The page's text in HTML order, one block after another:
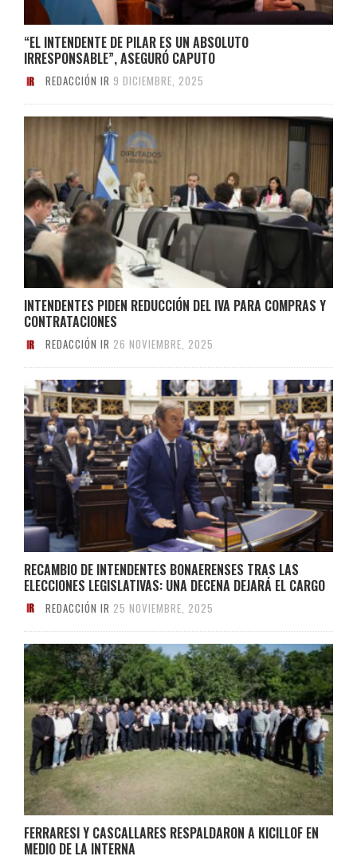
“EL INTENDENTE DE PILAR ES UN ABSOLUTO
IRRESPONSABLE”, ASEGURÓ CAPUTO
REDACCIÓN IR 9 DICIEMBRE, 2025
INTENDENTES PIDEN REDUCCIÓN DEL IVA PARA COMPRAS Y
CONTRATACIONES
REDACCIÓN IR 26 NOVIEMBRE, 2025
RECAMBIO DE INTENDENTES BONAERENSES TRAS LAS
ELECCIONES LEGISLATIVAS: UNA DECENA DEJARÁ EL CARGO
REDACCIÓN IR 25 NOVIEMBRE, 2025
FERRARESI Y CASCALLARES RESPALDARON A KICILLOF EN
MEDIO DE LA INTERNA